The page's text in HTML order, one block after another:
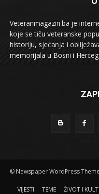
Veteranmagazin.ba je
koje se tiču veteranske
historiju, sjećanja i
memorijala u Bosni i
© Newspaper WordPress
VIJESTI TEME ŽIVOT I